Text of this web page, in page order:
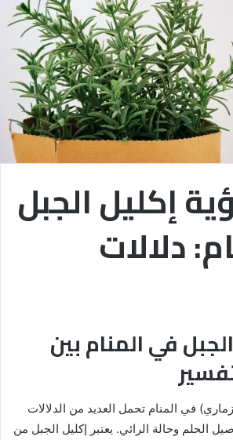
إكليل الجبل
دلالات
في المنام بين
في المنام تحمل العديد من الدلالات
الحلم وحالة الرائي. يعتبر إكليل الجبل من